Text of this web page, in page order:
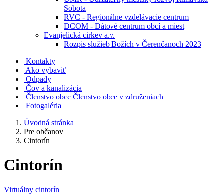
Sobota
RVC - Regionálne vzdelávacie centrum
DCOM - Dátové centrum obcí a miest
Evanjelická cirkev a.v.
Rozpis služieb Božích v Čerenčanoch 2023
Kontakty
Ako vybaviť
Odpady
Čov a kanalizácia
Členstvo obce Členstvo obce v združeniach
Fotogaléria
Úvodná stránka
Pre občanov
Cintorín
Cintorín
Virtuálny cintorín